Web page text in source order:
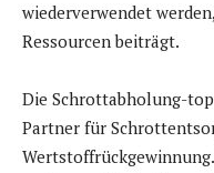
wiederverwendet
Ressourcen beiträgt.
Die Schrottabholung-
Partner für